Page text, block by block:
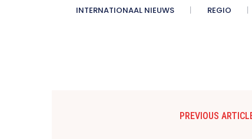
INTERNATIONAAL NIEUWS REGIO
PREVIOUS